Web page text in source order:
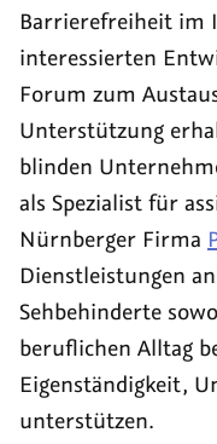
Barrierefreiheit im
interessierten
Forum zum
Unterstützung
blinden
als Spezialist für
Nürnberger Firma
Dienstleistungen
Sehbehinderte
beruflichen Alltag
Eigenständigkeit,
unterstützen.